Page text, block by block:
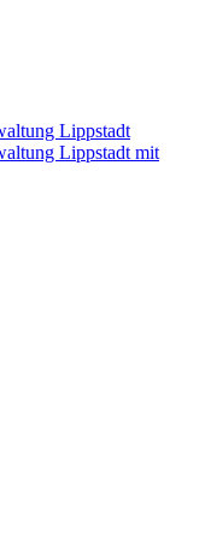
Lippstadt
Lippstadt mit